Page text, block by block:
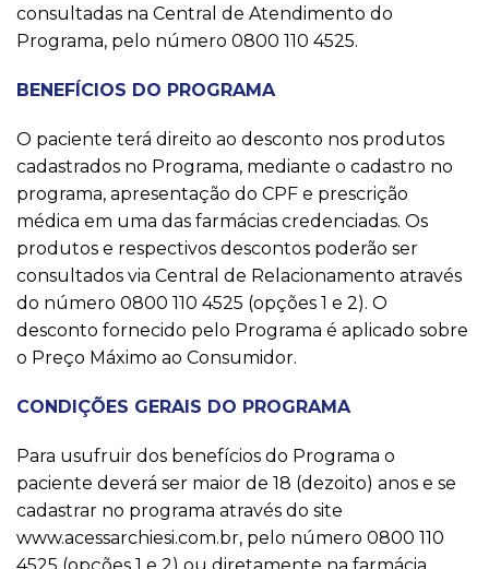
consultadas na Central de Atendimento do
Programa, pelo número 0800 110 4525.
BENEFÍCIOS DO PROGRAMA
O paciente terá direito ao desconto nos produtos
cadastrados no Programa, mediante o cadastro no
programa, apresentação do CPF e prescrição
médica em uma das farmácias credenciadas. Os
produtos e respectivos descontos poderão ser
consultados via Central de Relacionamento através
do número 0800 110 4525 (opções 1 e 2). O
desconto fornecido pelo Programa é aplicado sobre
o Preço Máximo ao Consumidor.
CONDIÇÕES GERAIS DO PROGRAMA
Para usufruir dos benefícios do Programa o
paciente deverá ser maior de 18 (dezoito) anos e se
cadastrar no programa através do site
www.acessarchiesi.com.br, pelo número 0800 110